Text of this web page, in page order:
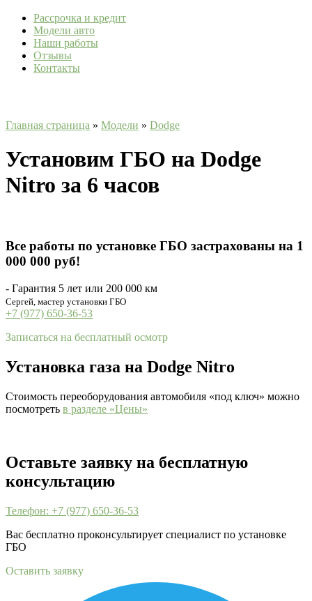
Рассрочка и кредит
Модели авто
Наши работы
Отзывы
Контакты
Главная страница » Модели » Dodge
Установим ГБО на Dodge
Nitro за 6 часов
Все работы по установке ГБО застрахованы на 1
000 000 руб!
- Гарантия 5 лет или 200 000 км
Сергей, мастер установки ГБО
+7 (977) 650-36-53
Записаться на бесплатный осмотр
Установка газа на Dodge Nitro
Стоимость переоборудования автомобиля «под ключ» можно
посмотреть в разделе «Цены»
Оставьте заявку на бесплатную
консультацию
Телефон: +7 (977) 650-36-53
Вас бесплатно проконсультирует специалист по установке
ГБО
Оставить заявку